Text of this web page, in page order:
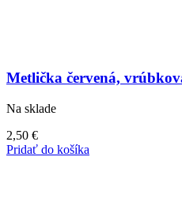
Metlička červená,
Na sklade
2,50 €
Pridať do košíka